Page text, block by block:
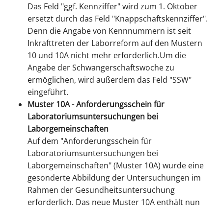
Das Feld "ggf. Kennziffer" wird zum 1. Oktober
ersetzt durch das Feld "Knappschaftskennziffer".
Denn die Angabe von Kennnummern ist seit
Inkrafttreten der Laborreform auf den Mustern
10 und 10A nicht mehr erforderlich.Um die
Angabe der Schwangerschaftswoche zu
ermöglichen, wird außerdem das Feld "SSW"
eingeführt.
Muster 10A - Anforderungsschein für
Laboratoriumsuntersuchungen bei
Laborgemeinschaften
Auf dem "Anforderungsschein für
Laboratoriumsuntersuchungen bei
Laborgemeinschaften" (Muster 10A) wurde eine
gesonderte Abbildung der Untersuchungen im
Rahmen der Gesundheitsuntersuchung
erforderlich. Das neue Muster 10A enthält nun